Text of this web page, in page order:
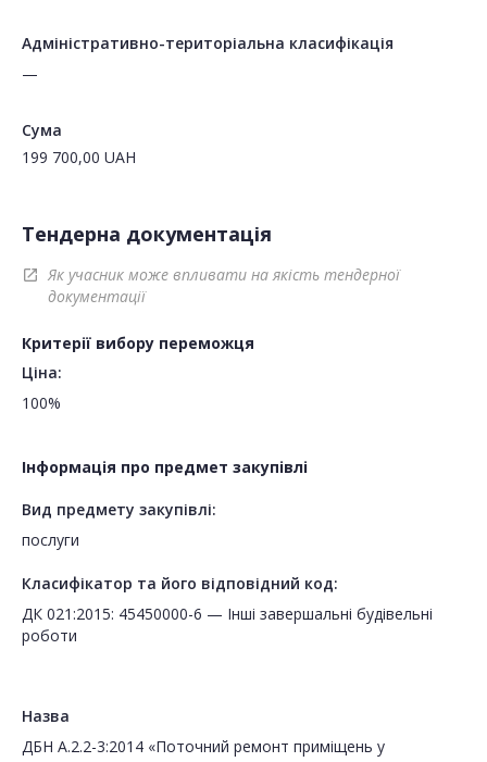
Адміністративно-територіальна класифікація
—
Сума
199 700,00 UAH
Тендерна документація
open_in_new
Як учасник може впливати на якість тендерної
документації
Критерії вибору переможця
Ціна:
100%
Інформація про предмет закупівлі
Вид предмету закупівлі:
послуги
Класифікатор та його відповідний код:
ДК 021:2015: 45450000-6 — Інші завершальні будівельні
роботи
Назва
ДБН А.2.2-3:2014 «Поточний ремонт приміщень у